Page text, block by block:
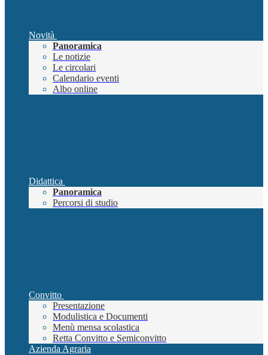
Novità
Panoramica
Le notizie
Le circolari
Calendario eventi
Albo online
Didattica
Panoramica
Percorsi di studio
Convitto
Presentazione
Modulistica e Documenti
Menù mensa scolastica
Retta Convitto e Semiconvitto
Azienda Agraria